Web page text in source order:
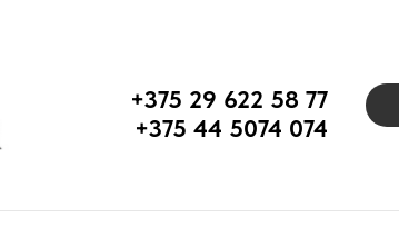
+375 29 622 58 77
+375 44 5074 074